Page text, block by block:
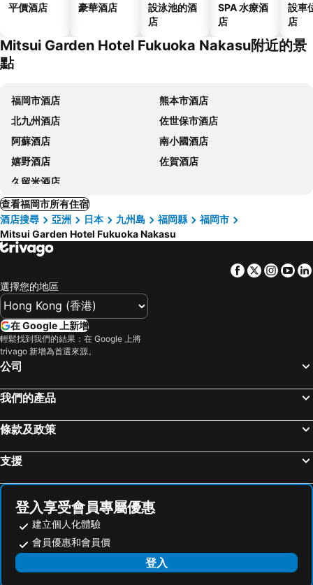
平價酒店 豪華酒店
設泳池的酒
店
SPA 水療酒
店
設車
店
Mitsui Garden Hotel Fukuoka Nakasu附近的景
點
福岡市酒店
熊本市酒店
北九州酒店
佐世保市酒店
阿蘇酒店
南小國酒店
嬉野酒店
佐賀酒店
久留米酒店
查看福岡市所有住宿
酒店搜尋
亞洲 日本 九州島 福岡縣
福岡市
Mitsui Garden Hotel Fukuoka Nakasu
Facebook
Twitter
選擇您的地區
在 Google 上新增
輕鬆找到我們的結果：在 Google 上將
trivago 新增為首選來源。
公司
我們的產品
條款及政策
支援
登入享受會員專屬優惠
建立個人化體驗
會員優惠和會員價
登入